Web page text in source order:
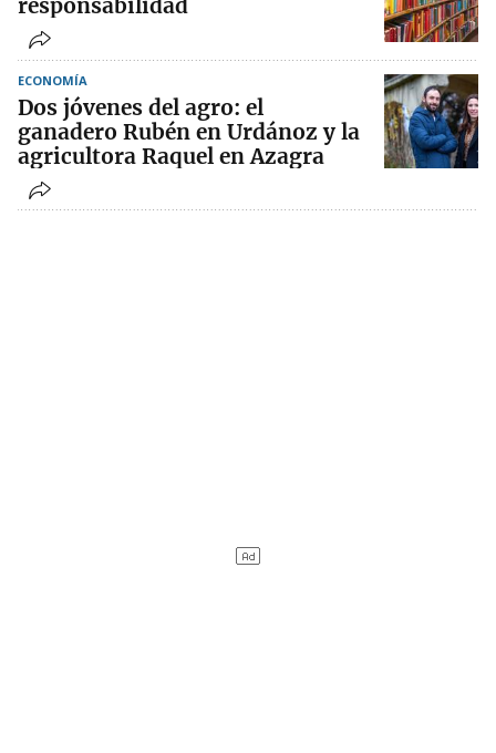
ECONOMÍA
Dos jóvenes del agro: el
ganadero Rubén en Urdánoz y la
agricultora Raquel en Azagra